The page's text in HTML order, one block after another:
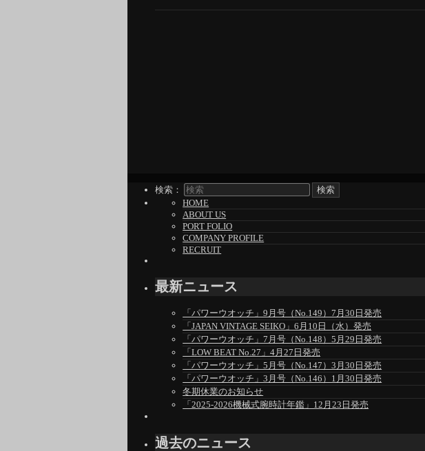
検索：
HOME
ABOUT US
PORT FOLIO
COMPANY PROFILE
RECRUIT
最新ニュース
「パワーウオッチ」9月号（No.149）7月30日発売
「JAPAN VINTAGE SEIKO」6月10日（水）発売
「パワーウオッチ」7月号（No.148）5月29日発売
「LOW BEAT No.27」4月27日発売
「パワーウオッチ」5月号（No.147）3月30日発売
「パワーウオッチ」3月号（No.146）1月30日発売
冬期休業のお知らせ
「2025-2026機械式腕時計年鑑」12月23日発売
過去のニュース